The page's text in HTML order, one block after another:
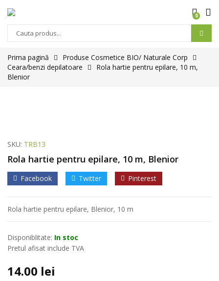
0
Prima pagină
Produse Cosmetice BIO/ Naturale Corp
Ceara/benzi depilatoare
Rola hartie pentru epilare, 10 m,
Blenior
SKU: TRB13
Rola hartie pentru epilare, 10 m, Blenior
Facebook Twitter Pinterest
Rola hartie pentru epilare, Blenior, 10 m
Disponiblitate: In stoc
Pretul afisat include TVA
14.00 lei